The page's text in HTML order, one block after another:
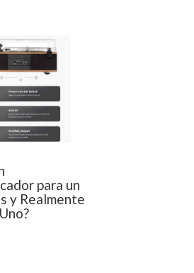
para un
y Realmente